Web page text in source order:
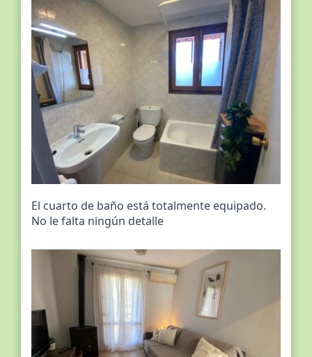
El cuarto de baño está totalmente equipado.
No le falta ningún detalle